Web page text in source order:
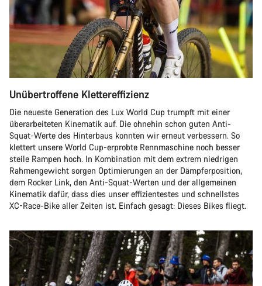
Unübertroffene Klettereffizienz
Die neueste Generation des Lux World Cup trumpft mit einer
überarbeiteten Kinematik auf. Die ohnehin schon guten Anti-
Squat-Werte des Hinterbaus konnten wir erneut verbessern. So
klettert unsere World Cup-erprobte Rennmaschine noch besser
steile Rampen hoch. In Kombination mit dem extrem niedrigen
Rahmengewicht sorgen Optimierungen an der Dämpferposition,
dem Rocker Link, den Anti-Squat-Werten und der allgemeinen
Kinematik dafür, dass dies unser effizientestes und schnellstes
XC-Race-Bike aller Zeiten ist. Einfach gesagt: Dieses Bikes fliegt.